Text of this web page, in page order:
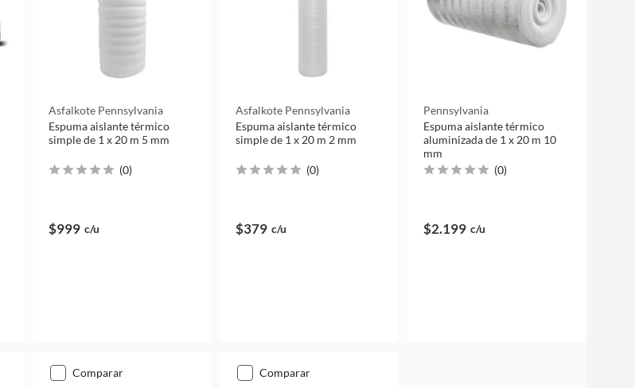
Asfalkote Pennsylvania
Espuma aislante térmico
simple de 1 x 20 m 5 mm
(0)
$999 c/u
Asfalkote Pennsylvania
Espuma aislante térmico
simple de 1 x 20 m 2 mm
(0)
$379 c/u
Pennsylvania
Espuma aislante térmico
aluminizada de 1 x 20 m 10
mm
(0)
$2.199 c/u
comparar comparar